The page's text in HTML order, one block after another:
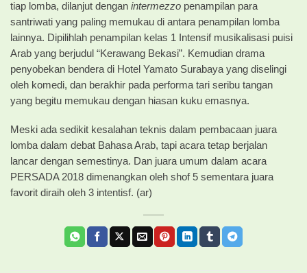
tiap lomba, dilanjut dengan intermezzo penampilan para
santriwati yang paling memukau di antara penampilan lomba
lainnya. Dipilihlah penampilan kelas 1 Intensif musikalisasi puisi
Arab yang berjudul “Kerawang Bekasi”. Kemudian drama
penyobekan bendera di Hotel Yamato Surabaya yang diselingi
oleh komedi, dan berakhir pada performa tari seribu tangan
yang begitu memukau dengan hiasan kuku emasnya.
Meski ada sedikit kesalahan teknis dalam pembacaan juara
lomba dalam debat Bahasa Arab, tapi acara tetap berjalan
lancar dengan semestinya. Dan juara umum dalam acara
PERSADA 2018 dimenangkan oleh shof 5 sementara juara
favorit diraih oleh 3 intentisf. (ar)